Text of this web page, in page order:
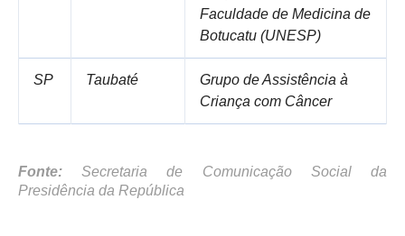
Faculdade de Medicina de
Botucatu (UNESP)
SP Taubaté
Grupo de Assistência à
Criança com Câncer
Fonte: Secretaria de Comunicação Social da
Presidência da República